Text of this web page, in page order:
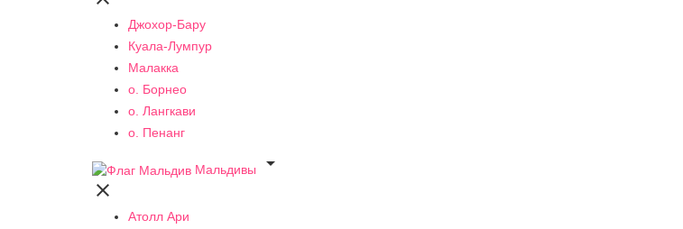
Джохор-Бару
Куала-Лумпур
Малакка
о. Борнео
о. Лангкави
о. Пенанг
Мальдивы


Атолл Ари